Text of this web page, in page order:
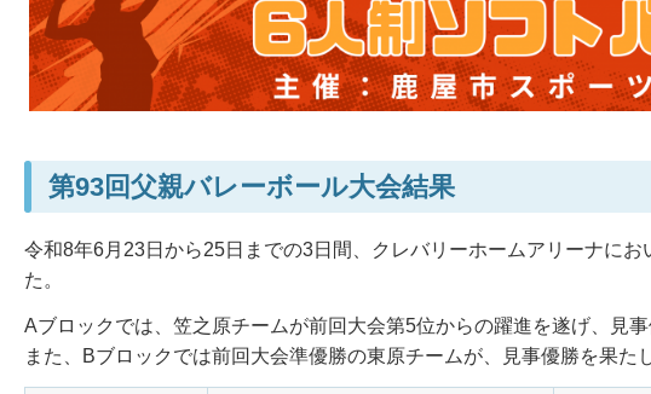
第93回父親バレーボール大会結果
令和8年6月23日から25日までの3日間、クレバリーホームアリーナに
た。
Aブロックでは、笠之原チームが前回大会第5位からの躍進を遂げ、見事
また、Bブロックでは前回大会準優勝の東原チームが、見事優勝を果た